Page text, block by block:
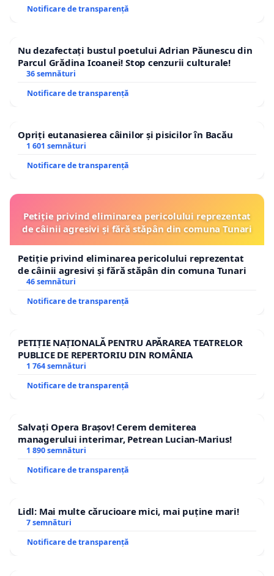
Notificare de transparență
Nu dezafectați bustul poetului Adrian Păunescu din
Parcul Grădina Icoanei! Stop cenzurii culturale!
36 semnături
Notificare de transparență
Opriți eutanasierea câinilor și pisicilor în Bacău
1 601 semnături
Notificare de transparență
Petiție privind eliminarea pericolului reprezentat
de câinii agresivi și fără stăpân din comuna Tunari
Petiție privind eliminarea pericolului reprezentat
de câinii agresivi și fără stăpân din comuna Tunari
46 semnături
Notificare de transparență
PETIȚIE NAȚIONALĂ PENTRU APĂRAREA TEATRELOR
PUBLICE DE REPERTORIU DIN ROMÂNIA
1 764 semnături
Notificare de transparență
Salvați Opera Brașov! Cerem demiterea
managerului interimar, Petrean Lucian-Marius!
1 890 semnături
Notificare de transparență
Lidl: Mai multe cărucioare mici, mai puține mari!
7 semnături
Notificare de transparență